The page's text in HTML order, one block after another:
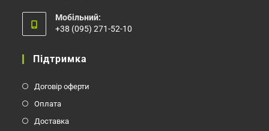
Мобільний:
+38 (095) 271-52-10
у
застосунку
Підтримка
Договір оферти
Оплата
Доставка